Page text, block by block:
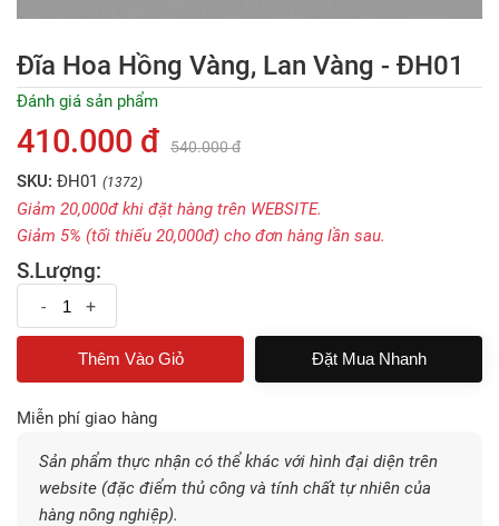
Đĩa Hoa Hồng Vàng, Lan Vàng - ĐH01
Đánh giá sản phẩm
410.000 đ 540.000 đ
SKU: ĐH01 (1372)
Giảm 20,000đ khi đặt hàng trên WEBSITE.
Giảm 5% (tối thiếu 20,000đ) cho đơn hàng lần sau.
S.Lượng:
- +
Đặt Mua Nhanh
Miễn phí giao hàng
Sản phẩm thực nhận có thể khác với hình đại diện trên
website (đặc điểm thủ công và tính chất tự nhiên của
hàng nông nghiệp).